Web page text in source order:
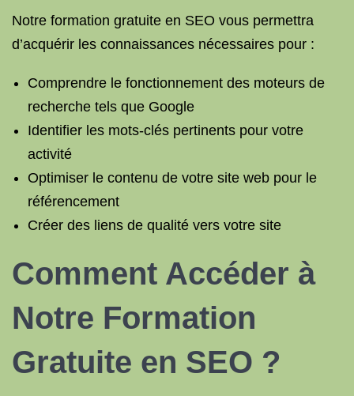
Notre formation gratuite en SEO vous permettra
d’acquérir les connaissances nécessaires pour :
Comprendre le fonctionnement des moteurs de
recherche tels que Google
Identifier les mots-clés pertinents pour votre
activité
Optimiser le contenu de votre site web pour le
référencement
Créer des liens de qualité vers votre site
Comment Accéder à
Notre Formation
Gratuite en SEO ?